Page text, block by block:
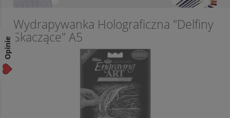
Wydrapywanka Holograficzna "Delfiny
Skaczące" A5
Opinie